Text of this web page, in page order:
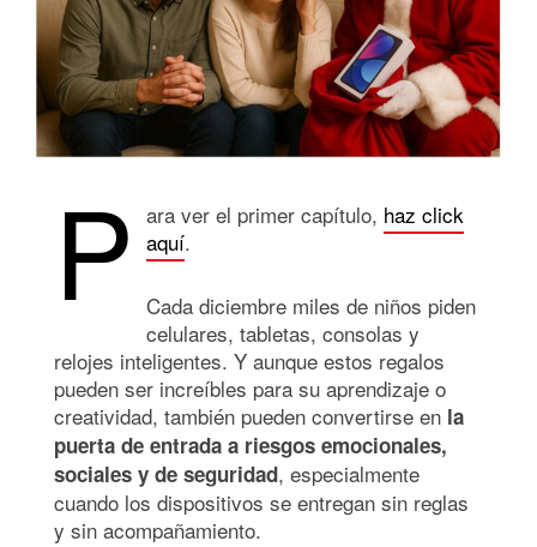
P ara ver el primer capítulo, haz click
aquí.
Cada diciembre miles de niños piden
celulares, tabletas, consolas y
relojes inteligentes. Y aunque estos regalos
pueden ser increíbles para su aprendizaje o
creatividad, también pueden convertirse en la
puerta de entrada a riesgos emocionales,
sociales y de seguridad, especialmente
cuando los dispositivos se entregan sin reglas
y sin acompañamiento.